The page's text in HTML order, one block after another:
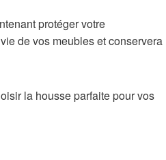
protéger votre
de vos meubles et conservera
la housse parfaite pour vos